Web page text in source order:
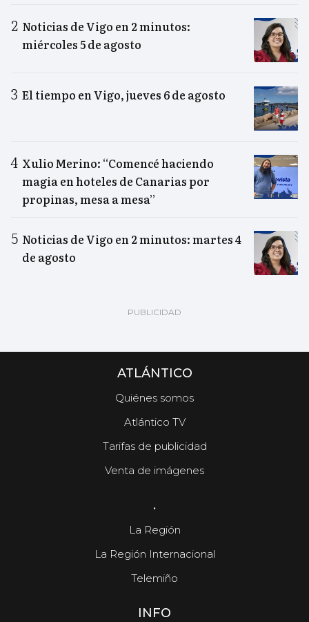
Noticias de Vigo en 2 minutos:
miércoles 5 de agosto
El tiempo en Vigo, jueves 6 de agosto
Xulio Merino: “Comencé haciendo
magia en hoteles de Canarias por
propinas, mesa a mesa”
Noticias de Vigo en 2 minutos: martes 4
de agosto
ATLÁNTICO
Quiénes somos
Atlántico TV
Tarifas de publicidad
Venta de imágenes
.
La Región
La Región Internacional
Telemiño
INFO